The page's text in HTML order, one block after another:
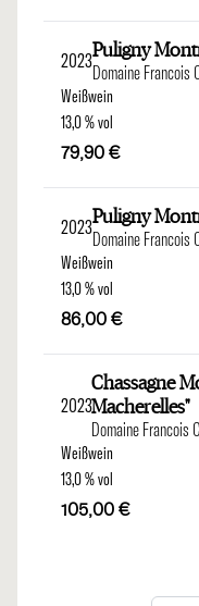
2023Puligny
Domaine Francois
Weißwein
13,0 % vol
79,90 €
2023Puligny
Domaine Francois
Weißwein
13,0 % vol
86,00 €
2023
Chassagne
Macherelles"
Domaine Francois
Weißwein
13,0 % vol
105,00 €